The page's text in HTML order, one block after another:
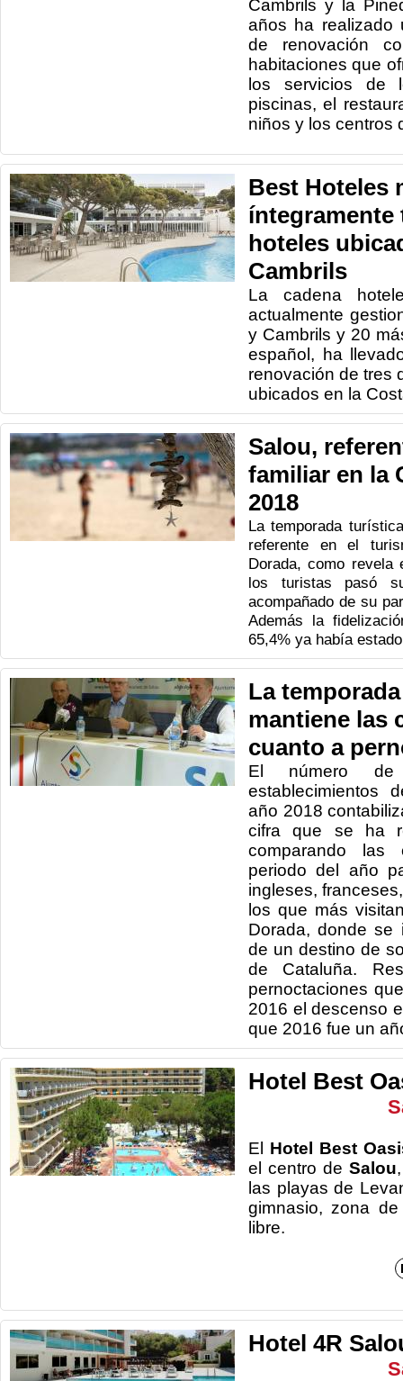
Cambrils y la
años ha realizado
de renovación
habitaciones que
los servicios de
piscinas, el
niños y los centros
Best Hoteles
íntegramente
hoteles
Cambrils
La cadena
actualmente
y Cambrils y 20
español, ha
renovación de tres
ubicados en la
Salou,
familiar en la
2018
La temporada
referente en el
Dorada, como revela
los turistas pasó
acompañado de su
Además la
65,4% ya había
La
mantiene las
cuanto a
El número de
establecimientos
año 2018
cifra que se ha
comparando
periodo del año
ingleses,
los que más
Dorada, donde se
de un destino de
de Cataluña.
pernoctaciones
2016 el descenso
que 2016 fue un
Hotel Best
El Hotel Best
el centro deSalou
las playas de
gimnasio, zona
Hotel 4R